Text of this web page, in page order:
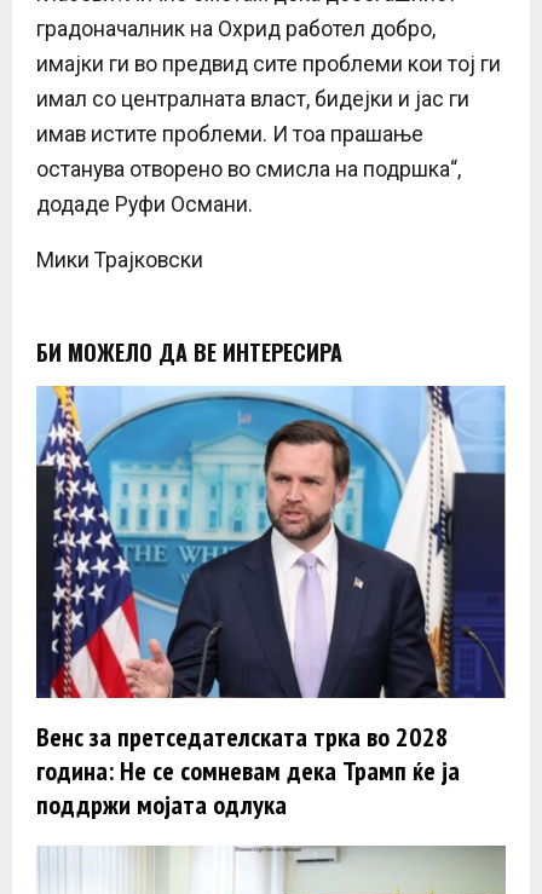
градоначалник на Охрид работел добро,
имајки ги во предвид сите проблеми кои тој ги
имал со централната власт, бидејки и јас ги
имав истите проблеми. И тоа прашање
останува отворено во смисла на подршка“,
додаде Руфи Османи.
Мики Трајковски
БИ МОЖЕЛО ДА ВЕ ИНТЕРЕСИРА
Венс за претседателската трка во 2028
година: Не се сомневам дека Трамп ќе ја
поддржи мојата одлука